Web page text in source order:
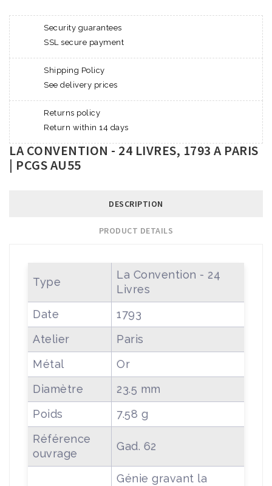
Security guarantees
SSL secure payment
Shipping Policy
See delivery prices
Returns policy
Return within 14 days
LA CONVENTION - 24 LIVRES, 1793 A PARIS
| PCGS AU55
DESCRIPTION
PRODUCT DETAILS
Type
La Convention - 24
Livres
Date
1793
Atelier
Paris
Métal
Or
Diamètre
23.5 mm
Poids
7.58 g
Référence
ouvrage
Gad. 62
Génie gravant la